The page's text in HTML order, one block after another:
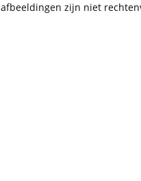
afbeeldingen zijn niet